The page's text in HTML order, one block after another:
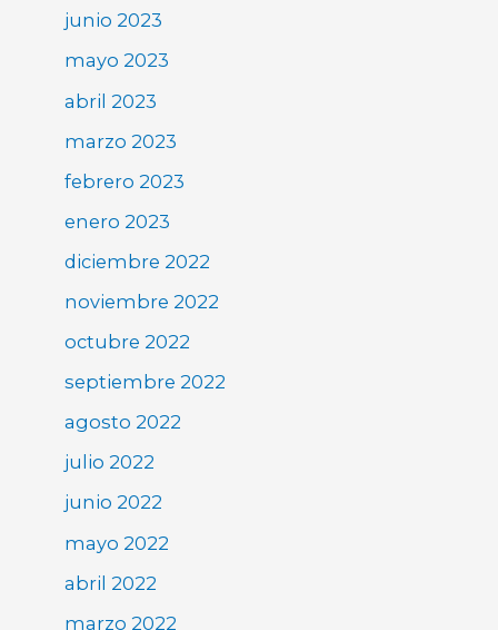
junio 2023
mayo 2023
abril 2023
marzo 2023
febrero 2023
enero 2023
diciembre 2022
noviembre 2022
octubre 2022
septiembre 2022
agosto 2022
julio 2022
junio 2022
mayo 2022
abril 2022
marzo 2022